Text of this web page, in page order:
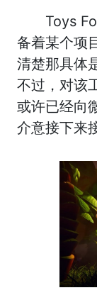
Toys
备着某个项
清楚那具体
不过，对该
或许已经向
介意接下来